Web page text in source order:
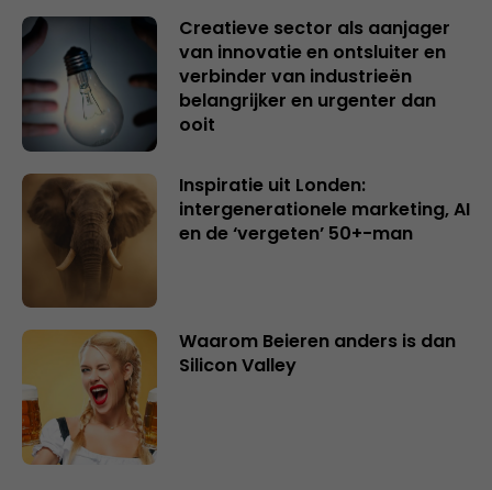
Creatieve sector als aanjager
van innovatie en ontsluiter en
verbinder van industrieën
belangrijker en urgenter dan
ooit
Inspiratie uit Londen:
intergenerationele marketing, AI
en de ‘vergeten’ 50+-man
Waarom Beieren anders is dan
Silicon Valley